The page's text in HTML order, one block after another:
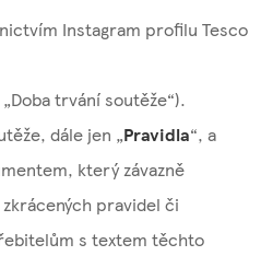
Instagram profilu Tesco
trvání soutěže“).
dále jen „Pravidla“, a
který závazně
pravidel či
s textem těchto